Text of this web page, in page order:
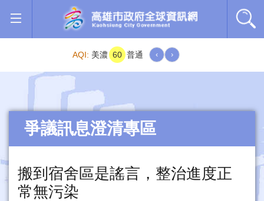
跳到主要內容區塊
AQI: 美濃 60 普通 ‹ ›
爭議訊息澄清專區
搬到宿舍區是謠言，整治進度正
常無污染